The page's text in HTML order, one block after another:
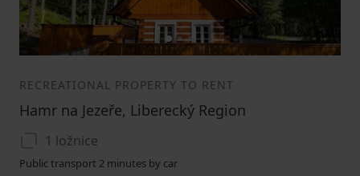
12 3
RECREATIONAL PROPERTY TO RENT
Hamr na Jezeře, Liberecký Region
1 ložnice
Public transport 2 minutes by car